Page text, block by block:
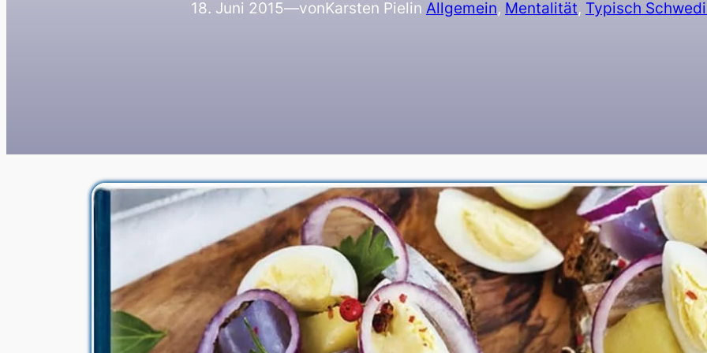
18. Juni 2015—vonKarsten Pielin Allgemein, Mentalität, Typisch